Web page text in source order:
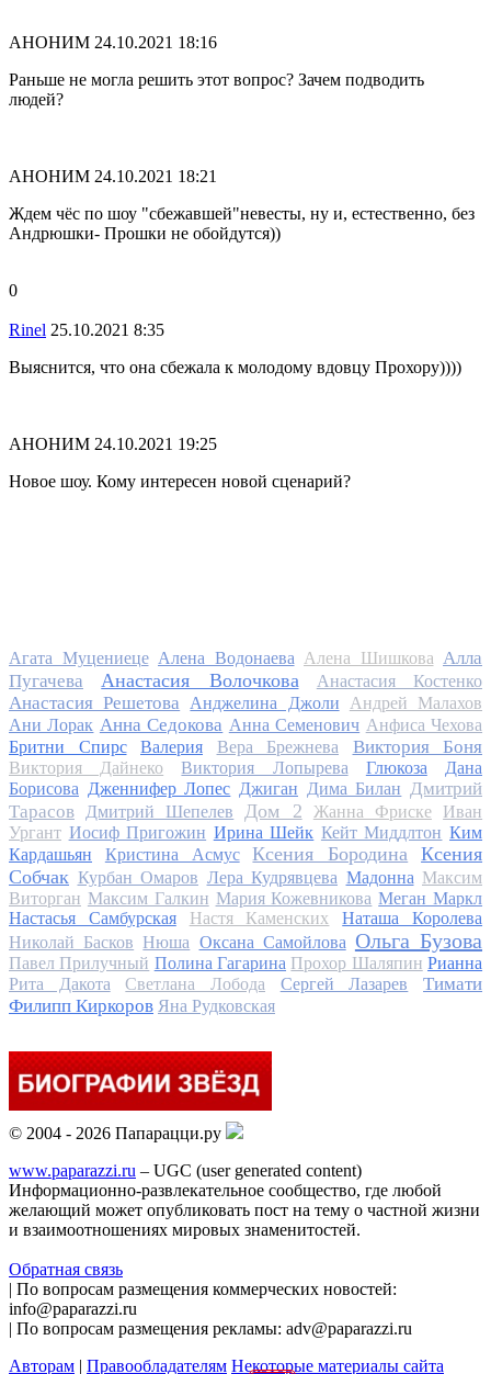
АНОНИМ 24.10.2021 18:16
Раньше не могла решить этот вопрос? Зачем подводить
людей?
АНОНИМ 24.10.2021 18:21
Ждем чёс по шоу "сбежавшей"невесты, ну и, естественно, без
Андрюшки- Прошки не обойдутся))
0
Rinel 25.10.2021 8:35
Выяснится, что она сбежала к молодому вдовцу Прохору))))
АНОНИМ 24.10.2021 19:25
Новое шоу. Кому интересен новой сценарий?
Агата Муцениеце Алена Водонаева Алена Шишкова Алла
Пугачева
Анастасия Волочкова Анастасия Костенко
Анастасия Решетова Анджелина Джоли
Андрей Малахов
Ани Лорак Анна Седокова Анна Семенович Анфиса Чехова
Бритни Спирс
Валерия Вера Брежнева Виктория Боня
Виктория Дайнеко Виктория Лопырева Глюкоза
Дана
Борисова Дженнифер Лопес Джиган Дима Билан Дмитрий
Тарасов
Дмитрий Шепелев Дом 2 Жанна Фриске
Иван
Ургант Иосиф Пригожин Ирина Шейк Кейт Миддлтон Ким
Кардашьян
Кристина Асмус Ксения Бородина
Ксения
Собчак Курбан Омаров Лера Кудрявцева Мадонна Максим
Виторган Максим Галкин Мария Кожевникова Меган Маркл
Настасья Самбурская
Настя Каменских
Наташа Королева
Николай Басков Нюша Оксана Самойлова Ольга Бузова
Павел Прилучный Полина Гагарина Прохор Шаляпин Рианна
Рита Дакота
Светлана Лобода Сергей Лазарев
Тимати
Филипп Киркоров Яна Рудковская
© 2004 - 2026 Папарацци.ру
www.paparazzi.ru – UGC (user generated content)
Информационно-развлекательное сообщество, где любой
желающий может опубликовать пост на тему о частной жизни
и взаимоотношениях мировых знаменитостей.
Обратная связь
| По вопросам размещения коммерческих новостей:
info@paparazzi.ru
| По вопросам размещения рекламы: adv@paparazzi.ru
Авторам | Правообладателям Некоторые материалы сайта